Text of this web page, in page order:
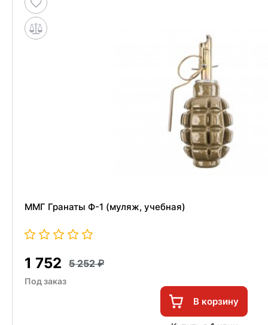
ММГ Гранаты Ф-1 (муляж, учебная)
1 752 5 252
Под заказ
В корзину